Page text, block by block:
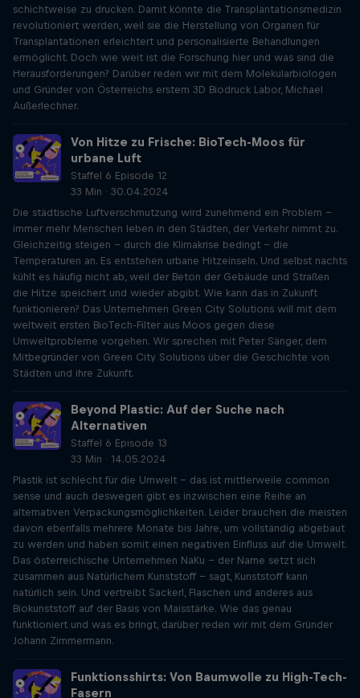
schichtweise zu drucken. Damit könnte die Transplantationsmedizin
revolutioniert werden, weil sie die Herstellung von Organen für
Transplantationen erleichtert und personalisierte Behandlungen
ermöglicht. Doch wie weit ist die Forschung hier und was sind die
Herausforderungen? Darüber reden wir mit dem Molekularbiologen
und Gründer von Österreichs erstem 3D Biodruck Labor, Michael
Außerlechner.
Von Hitze zu Frische: BioTech-Moos für
urbane Luft
Staffel 6 Episode 12
33 Min · 30.04.2024
Die städtische Luftverschmutzung wird zunehmend ein Problem –
immer mehr Menschen leben in den Städten, der Verkehr nimmt zu.
Gleichzeitig steigen – durch die Klimakrise bedingt – die
Temperaturen an. Es entstehen urbane Hitzeinseln. Und selbst nachts
kühlt es häufig nicht ab, weil der Beton der Gebäude und Straßen
die Hitze speichert und wieder abgibt. Wie kann das in Zukunft
funktionieren? Das Unternehmen Green City Solutions will mit dem
weltweit ersten BioTech-Filter aus Moos gegen diese
Umweltprobleme vorgehen. Wir sprechen mit Peter Sänger, dem
Mitbegründer von Green City Solutions über die Geschichte von
Städten und ihre Zukunft.
Beyond Plastic: Auf der Suche nach
Alternativen
Staffel 6 Episode 13
33 Min · 14.05.2024
Plastik ist schlecht für die Umwelt – das ist mittlerweile common
sense und auch deswegen gibt es inzwischen eine Reihe an
alternativen Verpackungsmöglichkeiten. Leider brauchen die meisten
davon ebenfalls mehrere Monate bis Jahre, um vollständig abgebaut
zu werden und haben somit einen negativen Einfluss auf die Umwelt.
Das österreichische Unternehmen NaKu – der Name setzt sich
zusammen aus Natürlichem Kunststoff – sagt, Kunststoff kann
natürlich sein. Und vertreibt Sackerl, Flaschen und anderes aus
Biokunststoff auf der Basis von Maisstärke. Wie das genau
funktioniert und was es bringt, darüber reden wir mit dem Gründer
Johann Zimmermann.
Funktionsshirts: Von Baumwolle zu High-Tech-
Fasern